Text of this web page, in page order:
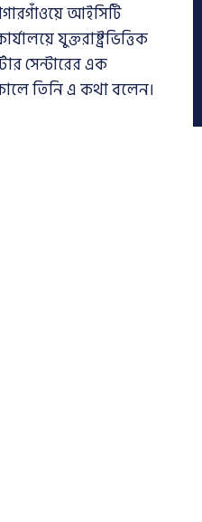
আইসিটি
যুক্তরাষ্ট্রভিত্তিক
সেন্টারের এক
তিনি এ কথা বলেন।